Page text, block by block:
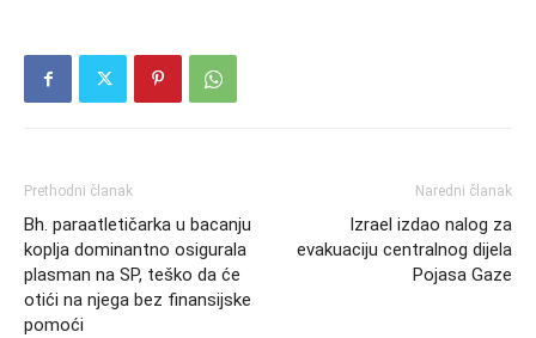
Prethodni članak
Bh. paraatletičarka u bacanju
koplja dominantno osigurala
plasman na SP, teško da će
otići na njega bez finansijske
pomoći
Naredni članak
Izrael izdao nalog za
evakuaciju centralnog dijela
Pojasa Gaze